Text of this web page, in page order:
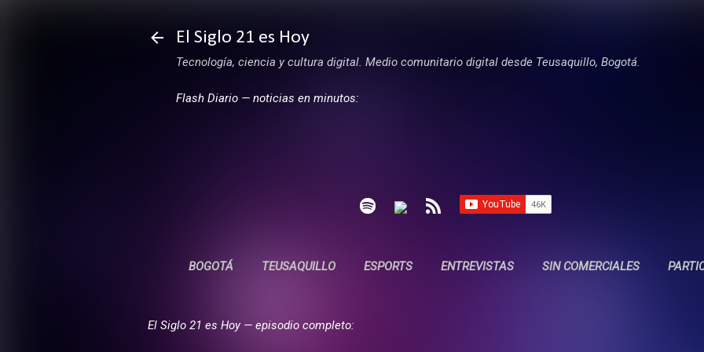
El Siglo 21 es Hoy
Tecnología, ciencia y cultura digital. Medio comunitario digital desde Teusaquillo, Bogotá.
Flash Diario — noticias en minutos:
BOGOTÁ TEUSAQUILLO ESPORTS ENTREVISTAS SIN COMERCIALES
El Siglo 21 es Hoy — episodio completo: